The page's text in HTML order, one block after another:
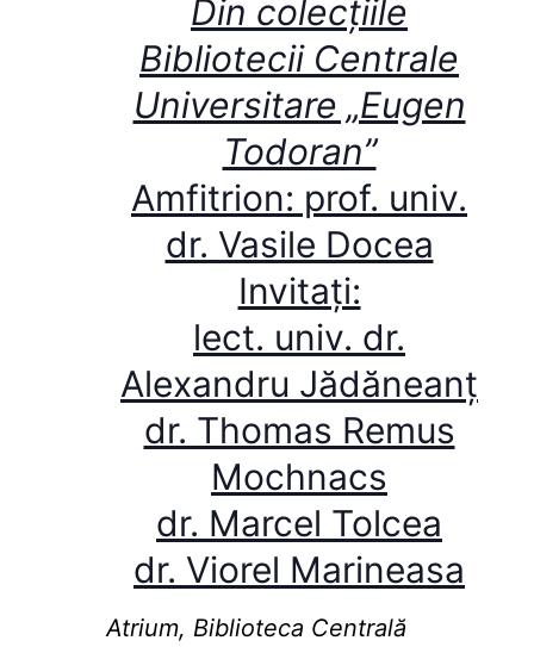
Din colecțiile
Bibliotecii Centrale
Universitare „Eugen
Todoran”
Amfitrion: prof. univ.
dr. Vasile Docea
Invitați:
lect. univ. dr.
Alexandru Jădăneanț
dr. Thomas Remus
Mochnacs
dr. Marcel Tolcea
dr. Viorel Marineasa
Atrium, Biblioteca Centrală